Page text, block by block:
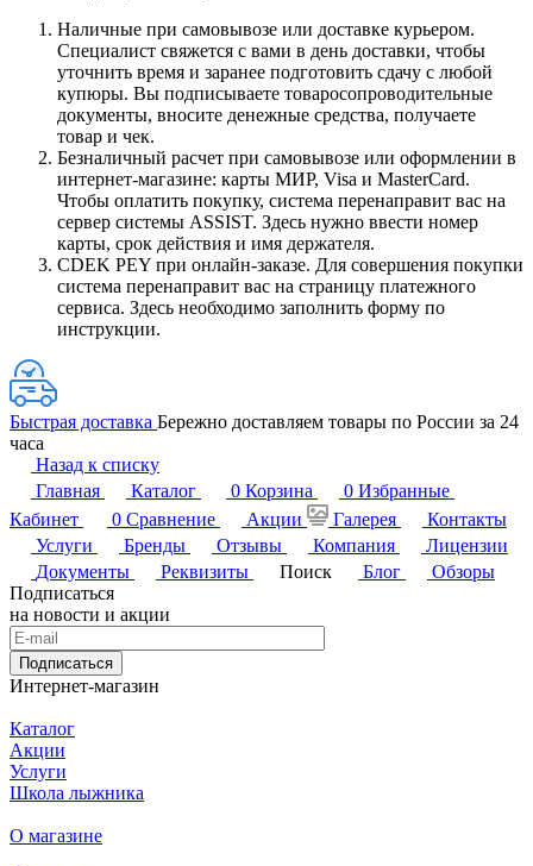
Наличные при самовывозе или доставке курьером.
Специалист свяжется с вами в день доставки, чтобы
уточнить время и заранее подготовить сдачу с любой
купюры. Вы подписываете товаросопроводительные
документы, вносите денежные средства, получаете
товар и чек.
Безналичный расчет при самовывозе или оформлении в
интернет-магазине: карты МИР, Visa и MasterCard.
Чтобы оплатить покупку, система перенаправит вас на
сервер системы ASSIST. Здесь нужно ввести номер
карты, срок действия и имя держателя.
CDEK PEY при онлайн-заказе. Для совершения покупки
система перенаправит вас на страницу платежного
сервиса. Здесь необходимо заполнить форму по
инструкции.
Быстрая доставка Бережно доставляем товары по России за 24
часа
Назад к списку
Главная
Каталог 0 Корзина 0 Избранные
Кабинет
0 Сравнение Акции Галерея
Контакты
Услуги
Бренды Отзывы Компания
Лицензии
Документы
Реквизиты Поиск Блог
Обзоры
Подписаться
на новости и акции
Подписаться
Интернет-магазин
Каталог
Акции
Услуги
Школа лыжника
О магазине